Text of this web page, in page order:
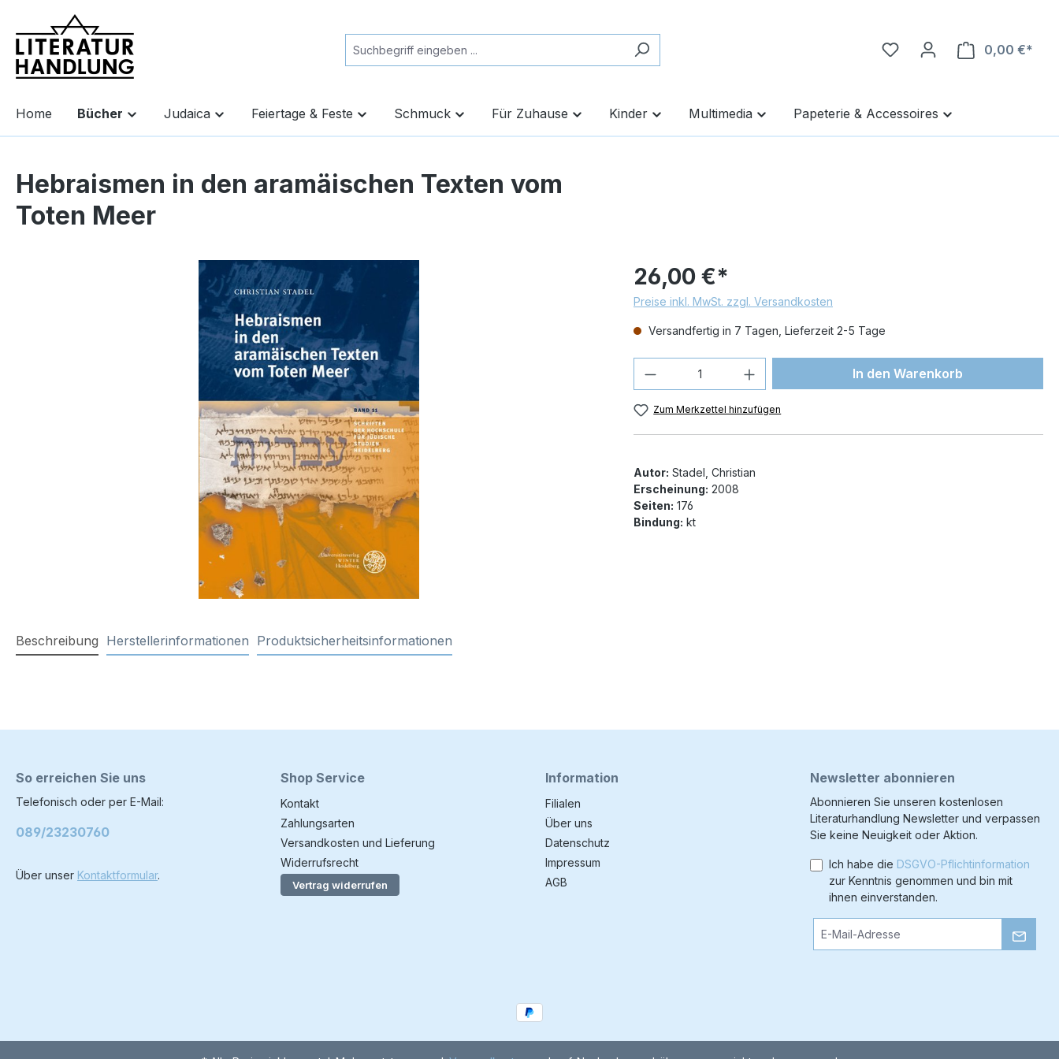
Zur Hauptnavigation springen
0,00 €*
Home Bücher Judaica Feiertage & Feste Schmuck Für Zuhause Kinder Multimedia Papeterie & Accessoires
Hebraismen in den aramäischen Texten vom
Toten Meer
26,00 €*
Preise inkl. MwSt. zzgl. Versandkosten
Versandfertig in 7 Tagen, Lieferzeit 2-5 Tage
Produkt Anzahl: Gib den gewünschten Wert
In den Warenkorb
Zum Merkzettel hinzufügen
Autor: Stadel, Christian
Erscheinung: 2008
Seiten: 176
Bindung: kt
Beschreibung Herstellerinformationen Produktsicherheitsinformationen
So erreichen Sie uns
Telefonisch oder per E-Mail:
089/23230760
Über unser Kontaktformular.
Shop Service
Kontakt
Zahlungsarten
Versandkosten und Lieferung
Widerrufsrecht
Vertrag widerrufen
Information
Filialen
Über uns
Datenschutz
Impressum
AGB
Newsletter abonnieren
Abonnieren Sie unseren kostenlosen
Literaturhandlung Newsletter und verpassen
Sie keine Neuigkeit oder Aktion.
Ich habe die DSGVO-Pflichtinformation
zur Kenntnis genommen und bin mit
ihnen einverstanden.